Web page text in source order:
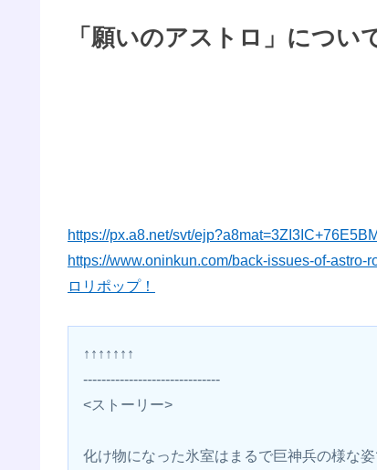
「願いのアストロ」につ
https://px.a8.net/svt/
https://www.oninkun.com/back-issues-of-astro-
ロリポップ！
↑↑↑↑↑↑↑
------------------------------
<ストーリー>
化け物になった氷室はまるで巨神兵の様な姿